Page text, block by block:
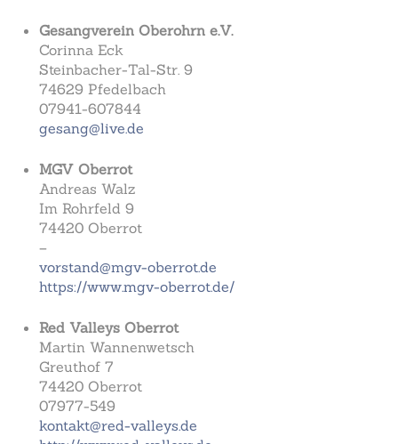
Gesangverein Oberohrn e.V.
Corinna Eck
Steinbacher-Tal-Str. 9
74629 Pfedelbach
07941-607844
gesang@live.de
MGV Oberrot
Andreas Walz
Im Rohrfeld 9
74420 Oberrot
–
vorstand@mgv-oberrot.de
https://www.mgv-oberrot.de/
Red Valleys Oberrot
Martin Wannenwetsch
Greuthof 7
74420 Oberrot
07977-549
kontakt@red-valleys.de